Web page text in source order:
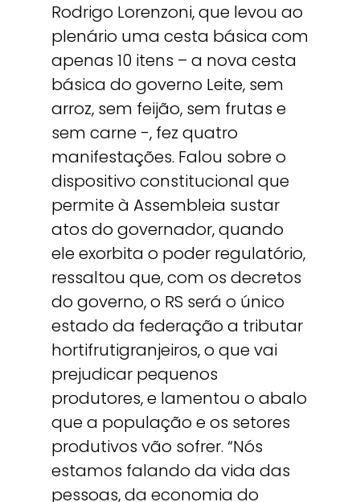
Rodrigo Lorenzoni, que levou ao
plenário uma cesta básica com
apenas 10 itens – a nova cesta
básica do governo Leite, sem
arroz, sem feijão, sem frutas e
sem carne -, fez quatro
manifestações. Falou sobre o
dispositivo constitucional que
permite à Assembleia sustar
atos do governador, quando
ele exorbita o poder regulatório,
ressaltou que, com os decretos
do governo, o RS será o único
estado da federação a tributar
hortifrutigranjeiros, o que vai
prejudicar pequenos
produtores, e lamentou o abalo
que a população e os setores
produtivos vão sofrer. “Nós
estamos falando da vida das
pessoas, da economia do